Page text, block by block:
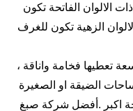
الالوان الفاتحة تكون
الزهية تكون للغرف
تعطيها فخامة واناقة ،
الضيقة او الصغيرة
اكبر .أفضل شركة صبغ